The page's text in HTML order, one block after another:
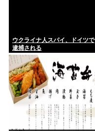
ウクライナ人スパイ、ドイツで
逮捕される